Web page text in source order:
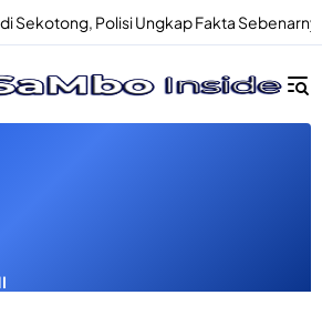
Polisi Ungkap Fakta Sebenarnya